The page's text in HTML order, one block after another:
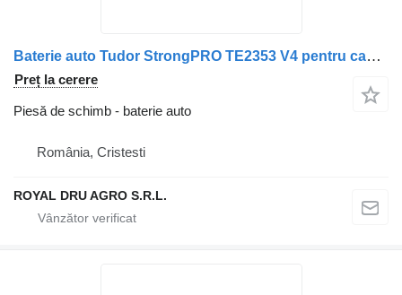
Baterie auto Tudor StrongPRO TE2353 V4 pentru camion MAN
Preț la cerere
Piesă de schimb - baterie auto
România, Cristesti
ROYAL DRU AGRO S.R.L.